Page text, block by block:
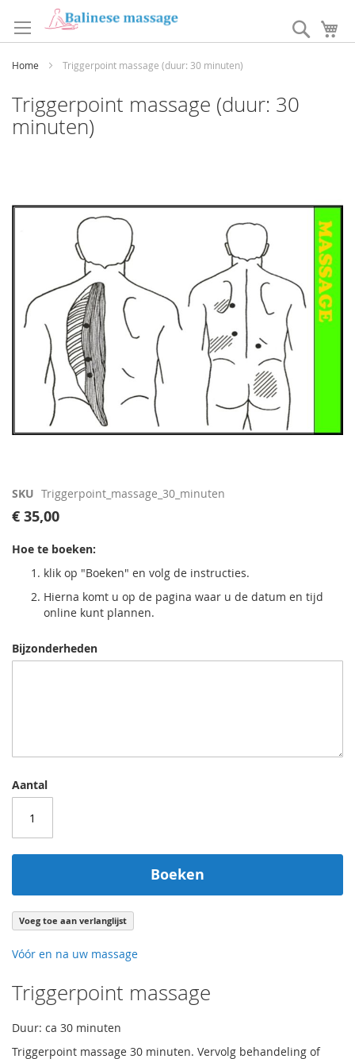
naar
de
Search
Home Triggerpoint massage (duur: 30 minuten)
Triggerpoint massage (duur: 30
minuten)
einde
afbeeldingen-
Ga
naar
het
van
gallerij
SKU Triggerpoint_massage_30_minuten
€ 35,00
Hoe te boeken:
klik op "Boeken" en volg de instructies.
Hierna komt u op de pagina waar u de datum en tijd
online kunt plannen.
Bijzonderheden
Aantal
Boeken
Voeg toe aan verlanglijst
Vóór en na uw massage
Triggerpoint massage
Duur: ca 30 minuten
Triggerpoint massage 30 minuten. Vervolg behandeling of